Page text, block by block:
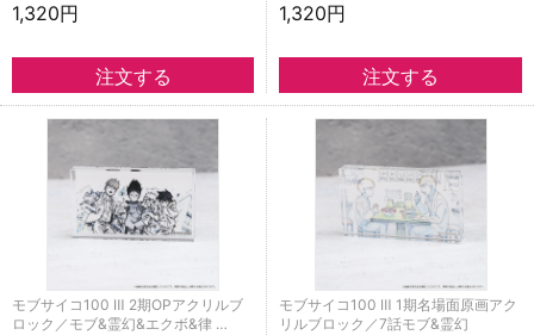
1,320円 1,320円
モブサイコ100 Ⅲ 2期OPアクリルブ
ロック／モブ&霊幻&エクボ&律 …
モブサイコ100 Ⅲ 1期名場面原画アク
リルブロック／7話モブ&霊幻